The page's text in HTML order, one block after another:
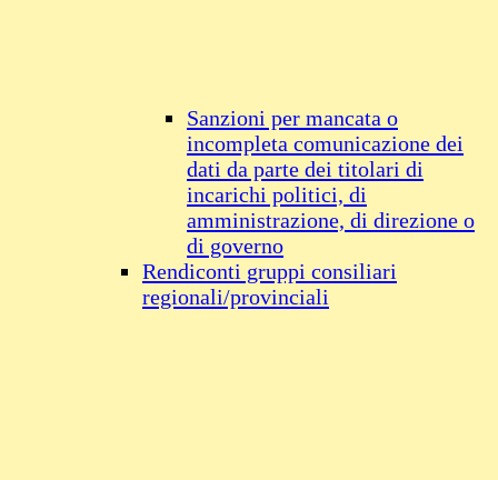
Sanzioni per mancata o
incompleta comunicazione dei
dati da parte dei titolari di
incarichi politici, di
amministrazione, di direzione o
di governo
Rendiconti gruppi consiliari
regionali/provinciali